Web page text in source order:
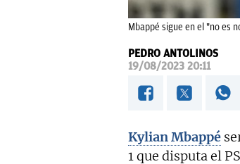
Mbappé sigue en el "no es
PEDRO ANTOLINOS
19/08/2023 20:11
Kylian Mbappé
1 que disputa el